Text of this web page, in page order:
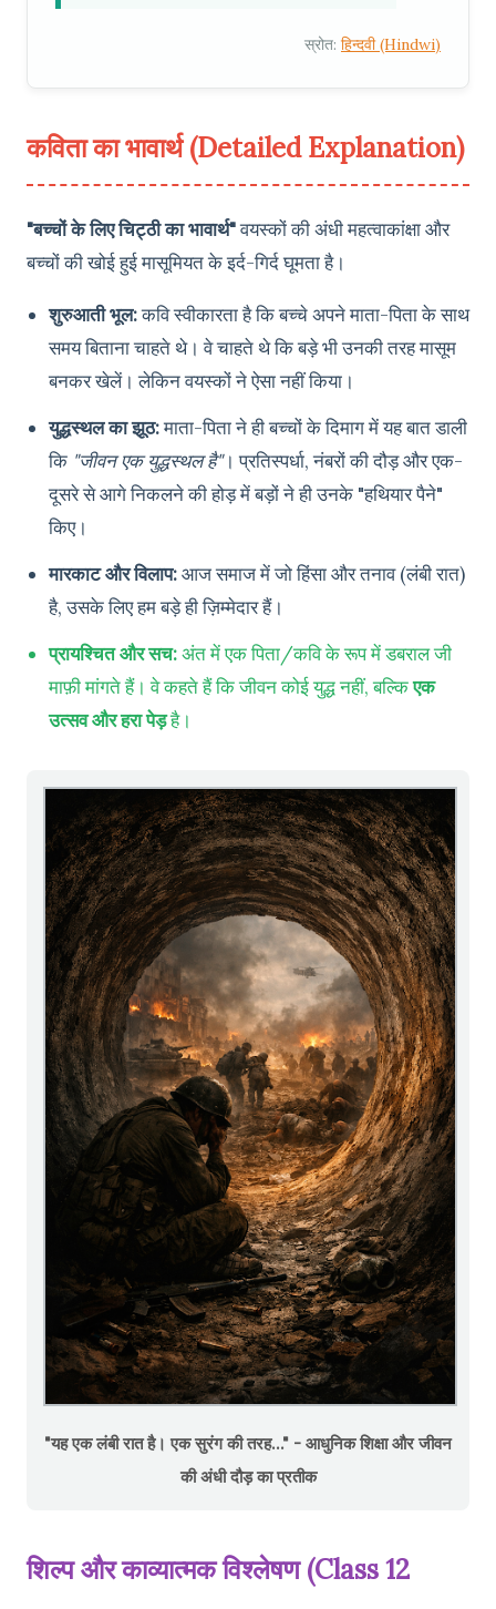
स्रोत: हिन्दवी (Hindwi)
कविता का भावार्थ (Detailed Explanation)
"बच्चों के लिए चिट्ठी का भावार्थ"वयस्कों की अंधी महत्वाकांक्षा और
बच्चों की खोई हुई मासूमियत के इर्द-गिर्द घूमता है।
शुरुआती भूल:कवि स्वीकारता है कि बच्चे अपने माता-पिता के साथ
समय बिताना चाहते थे। वे चाहते थे कि बड़े भी उनकी तरह मासूम
बनकर खेलें। लेकिन वयस्कों ने ऐसा नहीं किया।
युद्धस्थल का झूठ:माता-पिता ने ही बच्चों के दिमाग में यह बात डाली
कि "जीवन एक युद्धस्थल है"। प्रतिस्पर्धा, नंबरों की दौड़ और एक-
दूसरे से आगे निकलने की होड़ में बड़ों ने ही उनके "हथियार पैने"
किए।
मारकाट और विलाप:आज समाज में जो हिंसा और तनाव (लंबी रात)
है, उसके लिए हम बड़े ही ज़िम्मेदार हैं।
प्रायश्चित और सच:अंत में एक पिता/कवि के रूप में डबराल जी
माफ़ी मांगते हैं। वे कहते हैं कि जीवन कोई युद्ध नहीं, बल्किएक
उत्सव और हरा पेड़है।
"यह एक लंबी रात है। एक सुरंग की तरह..." - आधुनिक शिक्षा और जीवन
की अंधी दौड़ का प्रतीक
शिल्प और काव्यात्मक विश्लेषण (Class 12